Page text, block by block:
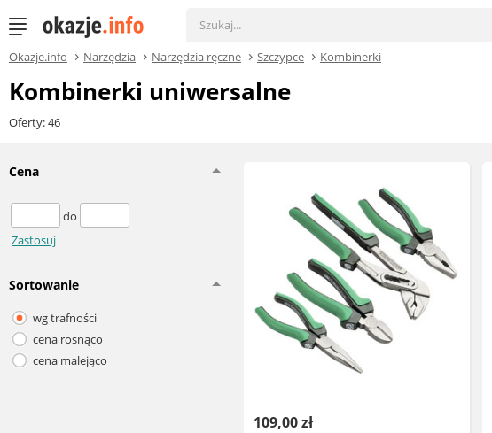
Okazje.info Narzędzia Narzędzia ręczne Szczypce Kombinerki
Kombinerki uniwersalne
Oferty: 46
Cena
do
Zastosuj
Sortowanie
wg trafności
cena rosnąco
cena malejąco
109,00 zł